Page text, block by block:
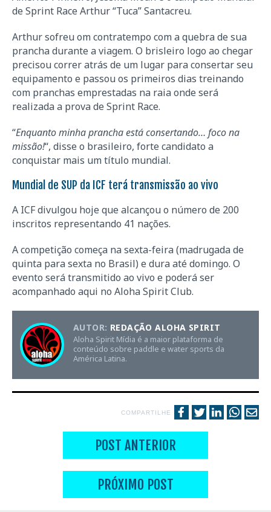
de Sprint Race Arthur “Tuca” Santacreu.
Arthur sofreu om contratempo com a quebra de sua
prancha durante a viagem. O brisleiro logo ao chegar
precisou correr atrás de um lugar para consertar seu
equipamento e passou os primeiros dias treinando
com pranchas emprestadas na raia onde será
realizada a prova de Sprint Race.
“Enquanto minha prancha está consertando… foco na
missão!“, disse o brasileiro, forte candidato a
conquistar mais um título mundial.
Mundial de SUP da ICF terá transmissão ao vivo
A ICF divulgou hoje que alcançou o número de 200
inscritos representando 41 nações.
A competição começa na sexta-feira (madrugada de
quinta para sexta no Brasil) e dura até domingo. O
evento será transmitido ao vivo e poderá ser
acompanhado aqui no Aloha Spirit Club.
AUTOR: REDAÇÃO ALOHA SPIRIT
Aloha Spirit Mídia é a maior plataforma de
conteúdo sobre paddle e water sports da
América Latina.
COMPARTILHE
POST ANTERIOR
PRÓXIMO POST